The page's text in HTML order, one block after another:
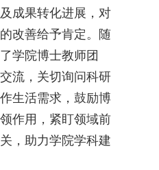
成果转化进展，对
改善给予肯定。随
学院博士教师团
流，关切询问科研
生活需求，鼓励博
作用，紧盯领域前
，助力学院学科建